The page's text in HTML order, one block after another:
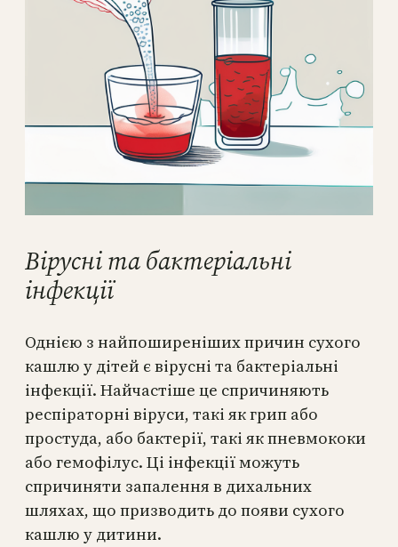
Вірусні та бактеріальні
інфекції
Однією з найпоширеніших причин сухого
кашлю у дітей є вірусні та бактеріальні
інфекції. Найчастіше це спричиняють
респіраторні віруси, такі як грип або
простуда, або бактерії, такі як пневмококи
або гемофілус. Ці інфекції можуть
спричиняти запалення в дихальних
шляхах, що призводить до появи сухого
кашлю у дитини.